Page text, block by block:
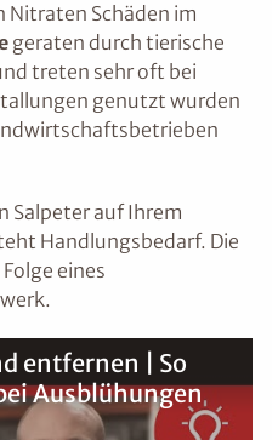
Schäden im
geraten durch tierische
treten sehr oft bei
genutzt wurden
Salpeter auf Ihrem
Handlungsbedarf. Die
eines
entfernen | So
Ausblühungen